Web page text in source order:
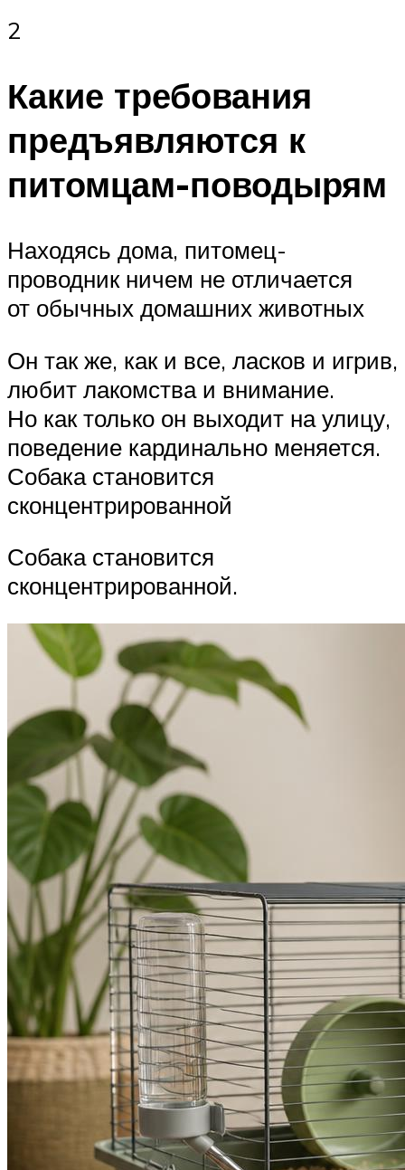
2
Какие требования
предъявляются к
питомцам-поводырям
Находясь дома, питомец-
проводник ничем не отличается
от обычных домашних животных
Он так же, как и все, ласков и игрив,
любит лакомства и внимание.
Но как только он выходит на улицу,
поведение кардинально меняется.
Собака становится
сконцентрированной
Собака становится
сконцентрированной.